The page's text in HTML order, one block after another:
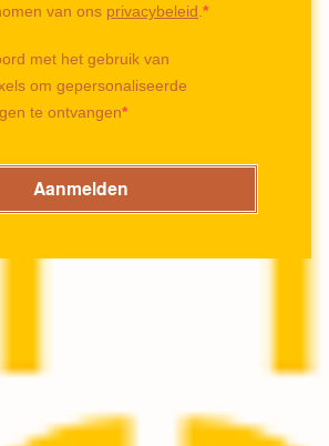
van ons privacybeleid
met het gebruik van
om gepersonaliseerde
te ontvangen
Aanmelden